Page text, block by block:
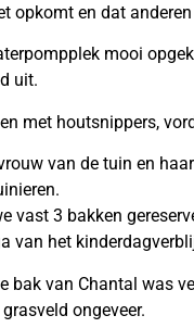
opkomt en dat
mooi
uit.
met houtsnippers,
van de tuin en
vast 3 bakken
van het
bak van Chantal was
ongeveer.